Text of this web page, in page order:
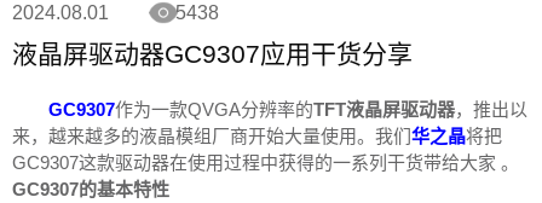
新闻中心
联系我们
定制品
2024.08.01 5438
液晶屏驱动器GC9307应用干货分享
GC9307作为一款QVGA分辨率的TFT液晶屏驱动器，推出以
来，越来越多的液晶模组厂商开始大量使用。我们华之晶将把
GC9307这款驱动器在使用过程中获得的一系列干货带给大家 。
GC9307的基本特性